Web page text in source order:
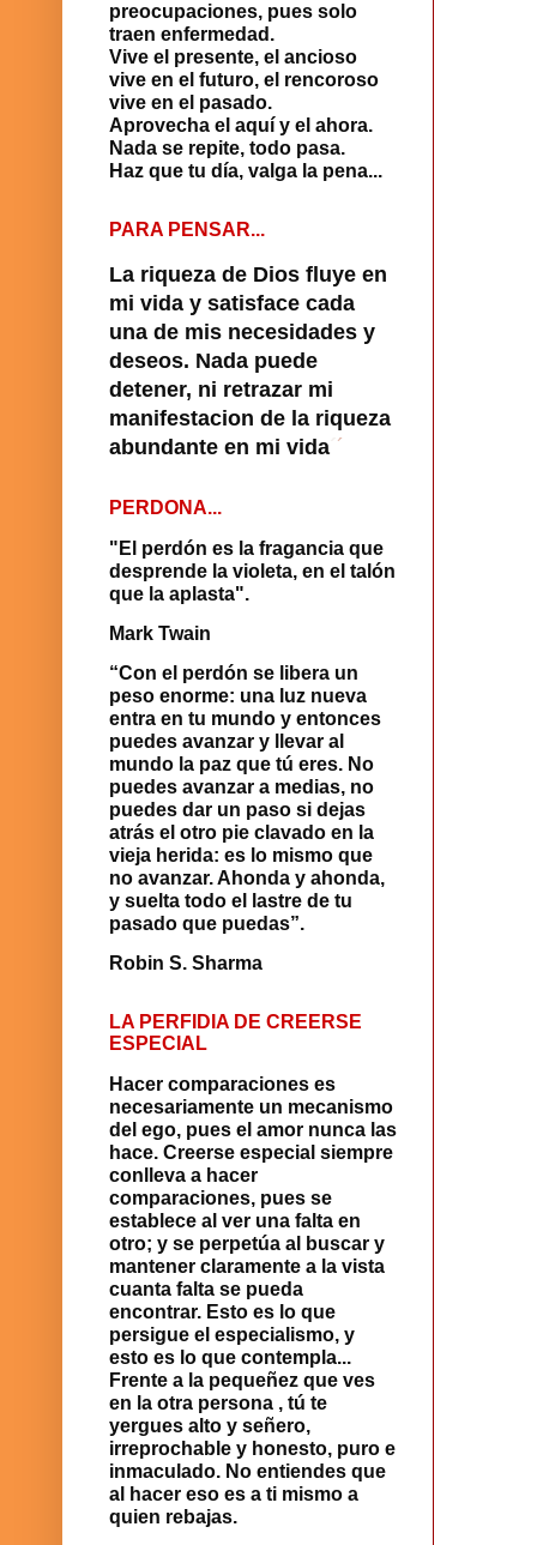
preocupaciones, pues solo
traen enfermedad.
Vive el presente, el ancioso
vive en el futuro, el rencoroso
vive en el pasado.
Aprovecha el aquí y el ahora.
Nada se repite, todo pasa.
Haz que tu día, valga la pena...
PARA PENSAR...
La riqueza de Dios fluye en
mi vida y satisface cada
una de mis necesidades y
deseos. Nada puede
detener, ni retrazar mi
manifestacion de la riqueza
abundante en mi vida ´
PERDONA...
"El perdón es la fragancia que
desprende la violeta, en el talón
que la aplasta".
Mark Twain
“Con el perdón se libera un
peso enorme: una luz nueva
entra en tu mundo y entonces
puedes avanzar y llevar al
mundo la paz que tú eres. No
puedes avanzar a medias, no
puedes dar un paso si dejas
atrás el otro pie clavado en la
vieja herida: es lo mismo que
no avanzar. Ahonda y ahonda,
y suelta todo el lastre de tu
pasado que puedas”.
Robin S. Sharma
LA PERFIDIA DE CREERSE
ESPECIAL
Hacer comparaciones es
necesariamente un mecanismo
del ego, pues el amor nunca las
hace. Creerse especial siempre
con­lleva a hacer
comparaciones, pues se
establece al ver una falta en
otro; y se perpetúa al buscar y
mantener claramente a la vista
cuanta falta se pueda
encontrar. Esto es lo que
persigue el especialismo, y
esto es lo que contempla...
Frente a la pequeñez que ves
en la otra persona , tú te
yergues alto y señero,
irreprochable y honesto, puro e
inmaculado. No entiendes que
al hacer eso es a ti mismo a
quien rebajas.